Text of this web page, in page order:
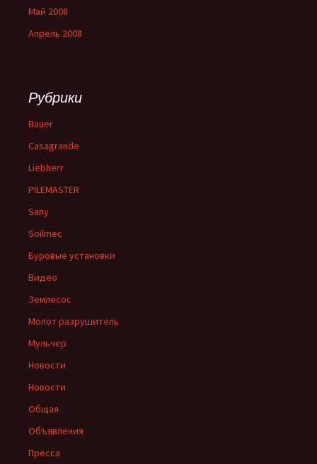
Май 2008
Апрель 2008
Рубрики
Bauer
Casagrande
Liebherr
PILEMASTER
Sany
Soilmec
Буровые установки
Видео
Землесос
Молот разрушитель
Мульчер
Новости
Новости
Общая
Объявления
Пресса